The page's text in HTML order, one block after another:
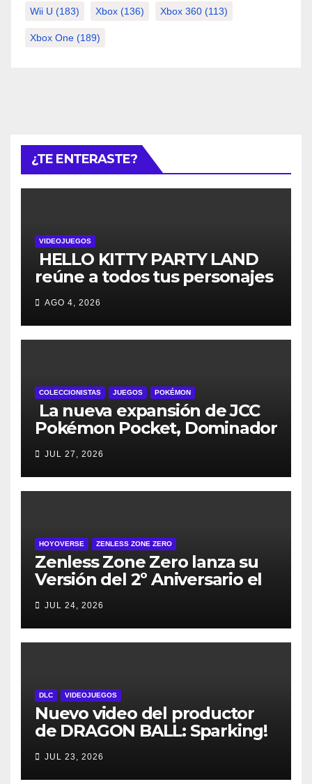
Wii U (183) Xbox (136) Xbox 360 (113)
Xbox One (189)
¿TE ENTERASTE?
VIDEOJUEGOS
HELLO KITTY PARTY LAND
reúne a todos tus personajes
favoritos en un solo lugar; ya
están disponibles las
preventas digitales
AGO 4, 2026
COLECCIONISTAS JUEGOS POKÉMON
La nueva expansión de JCC
Pokémon Pocket, Dominador
de los Cielos, se lanza el 29
de julio
JUL 27, 2026
HOYOVERSE ZENLESS ZONE ZERO
Zenless Zone Zero lanza su
Versión del 2º Aniversario el
29 de julio – con regalos para
todos los jugadores y nuevos
personajes
JUL 24, 2026
DLC VIDEOJUEGOS
Nuevo video del productor
de DRAGON BALL: Sparking!
ZERO detalla el Super Limit-
Breaking NEO DLC
JUL 23, 2026